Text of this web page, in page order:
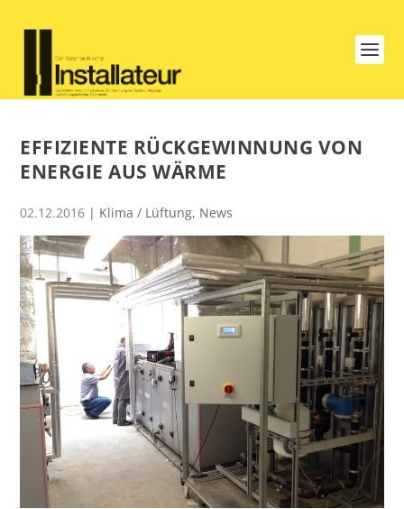
EFFIZIENTE RÜCKGEWINNUNG VON
ENERGIE AUS WÄRME
02.12.2016 | Klima / Lüftung, News